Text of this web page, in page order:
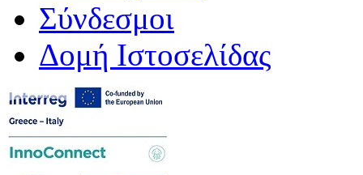
Σύνδεσμοι
Δομή Ιστοσελίδας